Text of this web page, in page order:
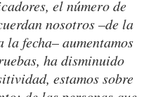
el número de
nosotros –de la
la fecha– aumentamos
ha disminuido
estamos sobre